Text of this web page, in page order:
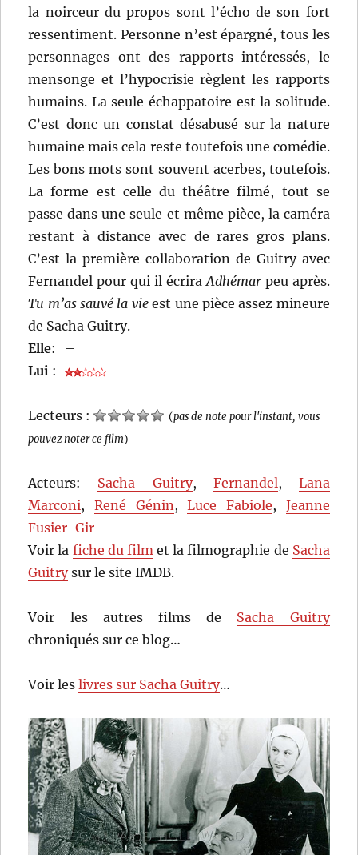
la noirceur du propos sont l’écho de son fort
ressentiment. Personne n’est épargné, tous les
personnages ont des rapports intéressés, le
mensonge et l’hypocrisie règlent les rapports
humains. La seule échappatoire est la solitude.
C’est donc un constat désabusé sur la nature
humaine mais cela reste toutefois une comédie.
Les bons mots sont souvent acerbes, toutefois.
La forme est celle du théâtre filmé, tout se
passe dans une seule et même pièce, la caméra
restant à distance avec de rares gros plans.
C’est la première collaboration de Guitry avec
Fernandel pour qui il écriraAdhémarpeu après.
Tu m’as sauvé la vieest une pièce assez mineure
de Sacha Guitry.
Elle:
–
Lui :
Lecteurs : (pas de note pour l'instant, vous
pouvez noter ce film)
Acteurs: Sacha Guitry, Fernandel, Lana
Marconi, René Génin,Luce Fabiole, Jeanne
Fusier-Gir
Voir la fiche du filmet la filmographie de Sacha
Guitrysur le site IMDB.
Voir les autres films de Sacha Guitry
chroniqués sur ce blog…
Voir leslivres sur Sacha Guitry…